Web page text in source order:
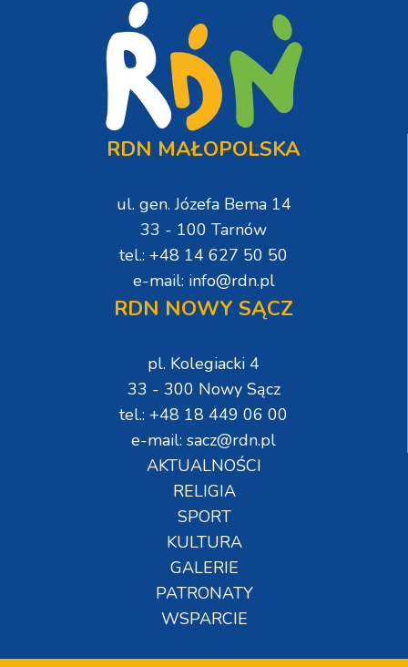
RDN MAŁOPOLSKA
ul. gen. Józefa Bema 14
33 - 100 Tarnów
tel.: +48 14 627 50 50
e-mail: info@rdn.pl
RDN NOWY SĄCZ
pl. Kolegiacki 4
33 - 300 Nowy Sącz
tel.: +48 18 449 06 00
e-mail: sacz@rdn.pl
AKTUALNOŚCI
RELIGIA
SPORT
KULTURA
GALERIE
PATRONATY
WSPARCIE